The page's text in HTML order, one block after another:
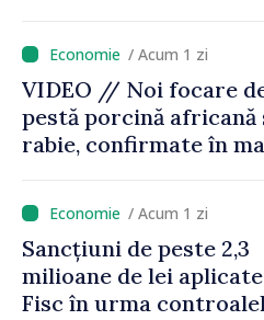
regiune. Autoritățile
îndeamnă cetățenii să
economisească
electricitatea
/ Acum 1 zi
VIDEO // Noi focare
pestă porcină africană
rabie, confirmate în
/ Acum 1 zi
Sancțiuni de peste 2,3
milioane de lei
Fisc în urma